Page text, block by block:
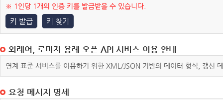
※ 1인당 1개의 인증 키를 발급받을 수 있습니다.
키 발급 키 찾기
외래어, 로마자 용례 오픈 API 서비스 이용 안내
연계 표준 서비스를 이용하기 위한 XML/JSON 기반의 데이터 형식, 갱신
요청 메시지 명세